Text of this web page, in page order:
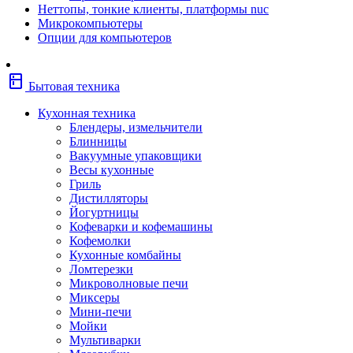
Фены
Щипцы
Электробритвы
Сушильные машины
Морозильные камеры
Плиты
Посудомоечные машины
Водонагреватели
Бойлеры
Встраиваемая техника
комбинированные
Духовые шкафы газовые
Неттопы, тонкие клиенты, платформы nuc
Микрокомпьютеры
Опции для компьютеров
kitchen Бытовая техника
Кухонная техника
Блендеры, измельчители
Блинницы
Вакуумные упаковщики
Весы кухонные
Гриль
Дистилляторы
Йогуртницы
Кофеварки и кофемашины
Кофемолки
Кухонные комбайны
Ломтерезки
Микроволновые печи
Миксеры
Мини-печи
Мойки
Мультиварки